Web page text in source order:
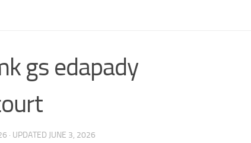
gs edapady
· UPDATED JUNE 3, 2026